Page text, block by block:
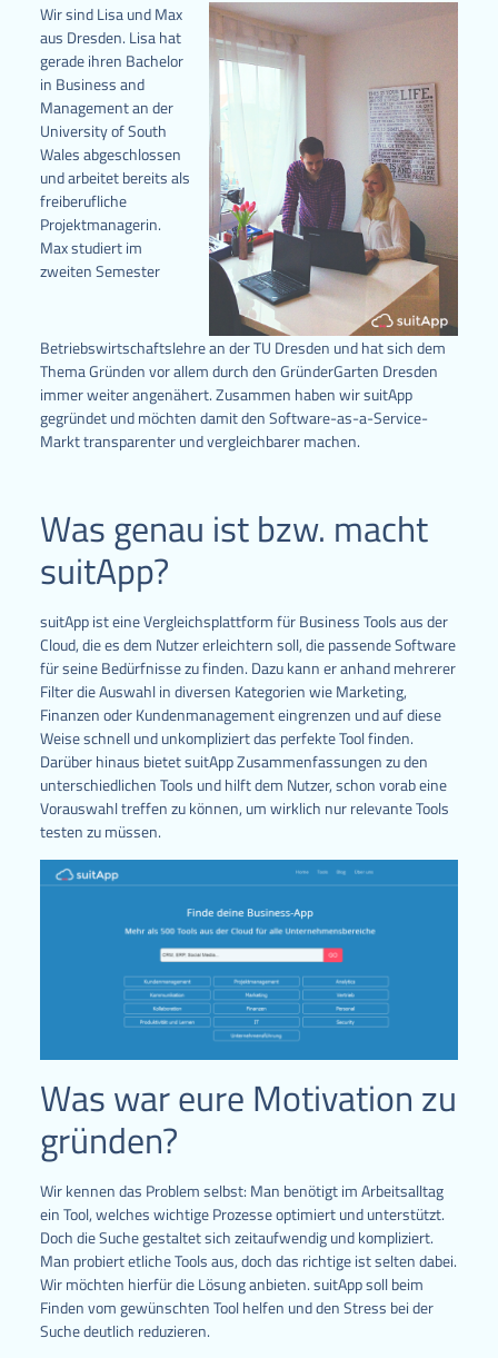
Wir sind Lisa und Max
aus Dresden. Lisa hat
gerade ihren Bachelor
in Business and
Management an der
University of South
Wales abgeschlossen
und arbeitet bereits als
freiberufliche
Projektmanagerin.
Max studiert im
zweiten Semester
Betriebswirtschaftslehre an der TU Dresden und hat sich dem
Thema Gründen vor allem durch den GründerGarten Dresden
immer weiter angenähert. Zusammen haben wir suitApp
gegründet und möchten damit den Software-as-a-Service-
Markt transparenter und vergleichbarer machen.
Was genau ist bzw. macht
suitApp?
suitApp ist eine Vergleichsplattform für Business Tools aus der
Cloud, die es dem Nutzer erleichtern soll, die passende Software
für seine Bedürfnisse zu finden. Dazu kann er anhand mehrerer
Filter die Auswahl in diversen Kategorien wie Marketing,
Finanzen oder Kundenmanagement eingrenzen und auf diese
Weise schnell und unkompliziert das perfekte Tool finden.
Darüber hinaus bietet suitApp Zusammenfassungen zu den
unterschiedlichen Tools und hilft dem Nutzer, schon vorab eine
Vorauswahl treffen zu können, um wirklich nur relevante Tools
testen zu müssen.
Was war eure Motivation zu
gründen?
Wir kennen das Problem selbst: Man benötigt im Arbeitsalltag
ein Tool, welches wichtige Prozesse optimiert und unterstützt.
Doch die Suche gestaltet sich zeitaufwendig und kompliziert.
Man probiert etliche Tools aus, doch das richtige ist selten dabei.
Wir möchten hierfür die Lösung anbieten. suitApp soll beim
Finden vom gewünschten Tool helfen und den Stress bei der
Suche deutlich reduzieren.